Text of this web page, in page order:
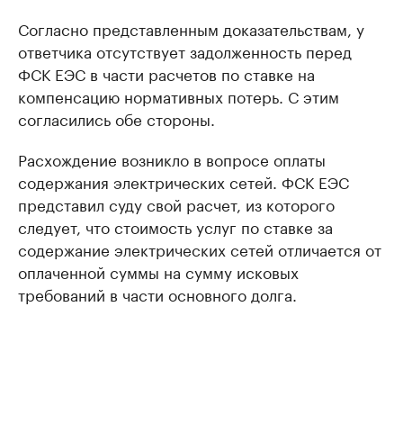
Согласно представленным доказательствам, у
ответчика отсутствует задолженность перед
ФСК ЕЭС в части расчетов по ставке на
компенсацию нормативных потерь. С этим
согласились обе стороны.
Расхождение возникло в вопросе оплаты
содержания электрических сетей. ФСК ЕЭС
представил суду свой расчет, из которого
следует, что стоимость услуг по ставке за
содержание электрических сетей отличается от
оплаченной суммы на сумму исковых
требований в части основного долга.